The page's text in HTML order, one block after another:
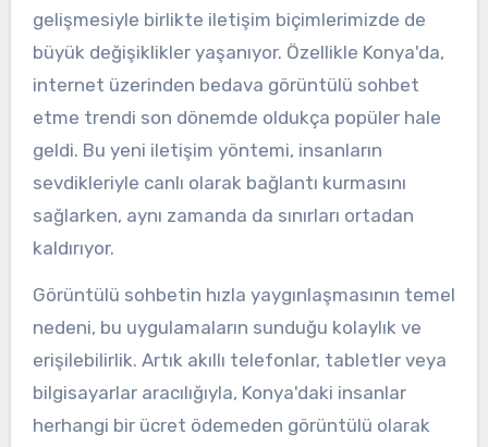
gelişmesiyle birlikte iletişim biçimlerimizde de
büyük değişiklikler yaşanıyor. Özellikle Konya'da,
internet üzerinden bedava görüntülü sohbet
etme trendi son dönemde oldukça popüler hale
geldi. Bu yeni iletişim yöntemi, insanların
sevdikleriyle canlı olarak bağlantı kurmasını
sağlarken, aynı zamanda da sınırları ortadan
kaldırıyor.
Görüntülü sohbetin hızla yaygınlaşmasının temel
nedeni, bu uygulamaların sunduğu kolaylık ve
erişilebilirlik. Artık akıllı telefonlar, tabletler veya
bilgisayarlar aracılığıyla, Konya'daki insanlar
herhangi bir ücret ödemeden görüntülü olarak